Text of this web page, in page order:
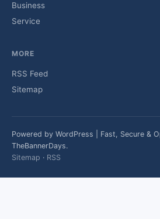
Business
Service
MORE
RSS Feed
Sitemap
Powered by WordPress | Fast, Secure &
TheBannerDays.
Sitemap · RSS